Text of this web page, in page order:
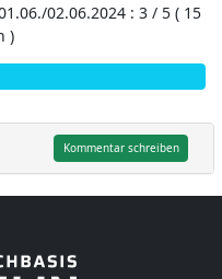
02.06.2024 : 3/ 5( 15
)
Kommentar schreiben